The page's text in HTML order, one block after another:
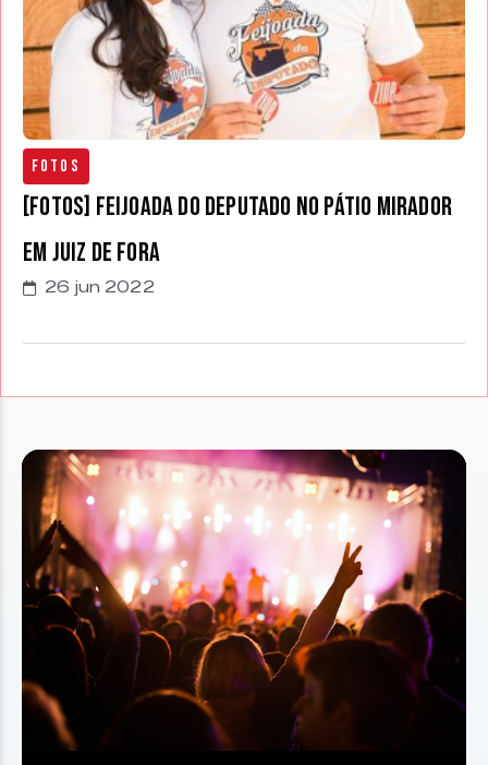
Fotos
[FOTOS] Feijoada do Deputado no Pátio Mirador
em Juiz de Fora
26 jun 2022